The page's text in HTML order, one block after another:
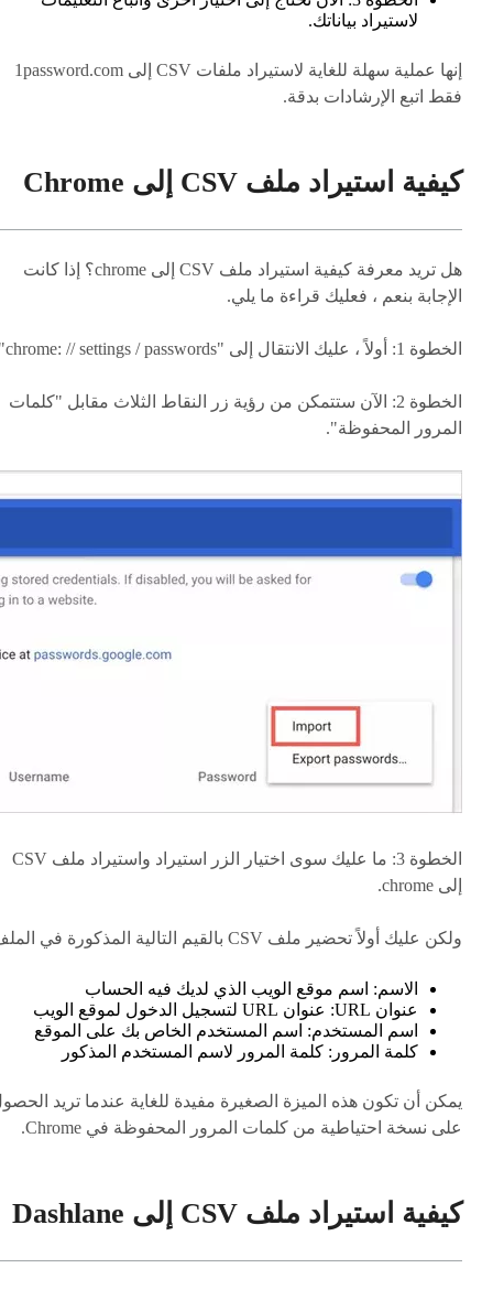
لاستيراد بياناتك.
إنها عملية سهلة للغاية لاستيراد ملفات CSV إلى 1password.com
فقط اتبع الإرشادات بدقة.
كيفية استيراد ملف CSV إلى Chrome
هل تريد معرفة كيفية استيراد ملف CSV إلى chrome؟ إذا كانت
الإجابة بنعم ، فعليك قراءة ما يلي.
الخطوة 1: أولاً ، عليك الانتقال إلى "chrome: // settings / passwords"
الخطوة 2: الآن ستتمكن من رؤية زر النقاط الثلاث مقابل "كلمات
المرور المحفوظة".
الخطوة 3: ما عليك سوى اختيار الزر استيراد واستيراد ملف CSV
إلى chrome.
ولكن عليك أولاً تحضير ملف CSV بالقيم التالية المذكورة في الملف:
الاسم: اسم موقع الويب الذي لديك فيه الحساب
عنوان URL: عنوان URL لتسجيل الدخول لموقع الويب
اسم المستخدم: اسم المستخدم الخاص بك على الموقع
كلمة المرور: كلمة المرور لاسم المستخدم المذكور
يمكن أن تكون هذه الميزة الصغيرة مفيدة للغاية عندما تريد
على نسخة احتياطية من كلمات المرور المحفوظة في Chrome.
كيفية استيراد ملف CSV إلى Dashlane